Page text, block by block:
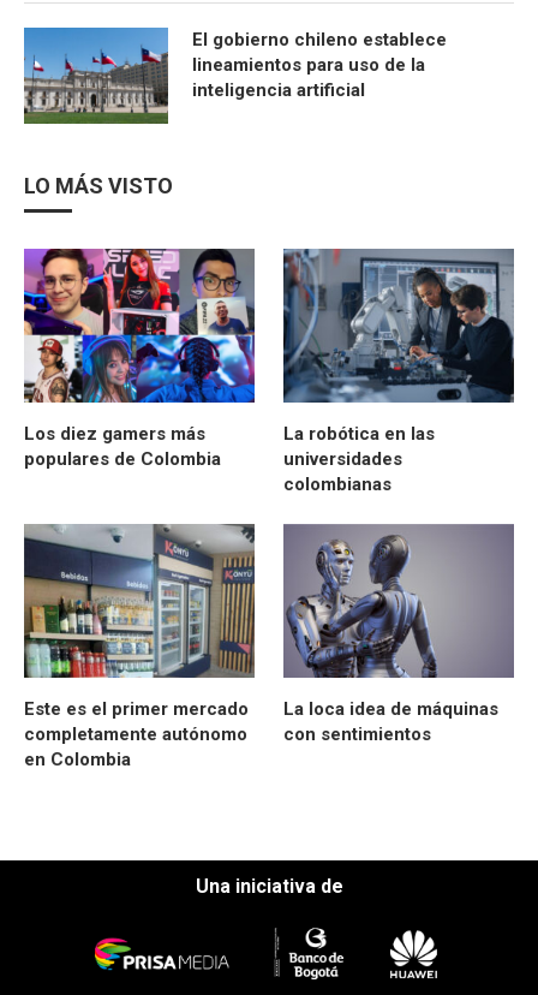
El gobierno chileno establece
lineamientos para uso de la
inteligencia artificial
LO MÁS VISTO
Los diez gamers más
populares de Colombia
La robótica en las
universidades
colombianas
Este es el primer mercado
completamente autónomo
en Colombia
La loca idea de máquinas
con sentimientos
Una iniciativa de